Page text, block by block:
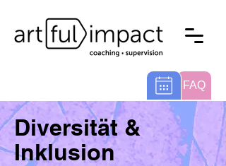
FAQ
Diversität &
Inklusion